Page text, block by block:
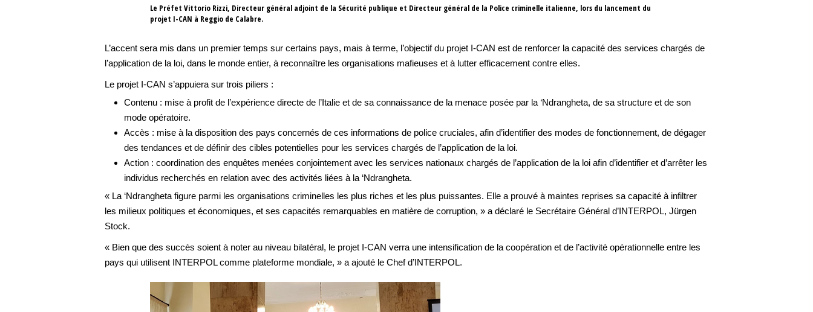
Le Préfet Vittorio Rizzi, Directeur général adjoint de la Sécurité publique et Directeur général de la Police criminelle italienne, lors du lancement du
projet I-CAN à Reggio de Calabre.
L’accent sera mis dans un premier temps sur certains pays, mais à terme, l’objectif du projet I-CAN est de renforcer la capacité des services chargés de
l’application de la loi, dans le monde entier, à reconnaître les organisations mafieuses et à lutter efficacement contre elles.
Le projet I-CAN s’appuiera sur trois piliers :
Contenu : mise à profit de l’expérience directe de l’Italie et de sa connaissance de la menace posée par la ‘Ndrangheta, de sa structure et de son
mode opératoire.
Accès : mise à la disposition des pays concernés de ces informations de police cruciales, afin d’identifier des modes de fonctionnement, de dégager
des tendances et de définir des cibles potentielles pour les services chargés de l’application de la loi.
Action : coordination des enquêtes menées conjointement avec les services nationaux chargés de l’application de la loi afin d’identifier et d’arrêter les
individus recherchés en relation avec des activités liées à la ‘Ndrangheta.
« La ‘Ndrangheta figure parmi les organisations criminelles les plus riches et les plus puissantes. Elle a prouvé à maintes reprises sa capacité à infiltrer
les milieux politiques et économiques, et ses capacités remarquables en matière de corruption, » a déclaré le Secrétaire Général d’INTERPOL, Jürgen
Stock.
« Bien que des succès soient à noter au niveau bilatéral, le projet I-CAN verra une intensification de la coopération et de l’activité opérationnelle entre les
pays qui utilisent INTERPOL comme plateforme mondiale, » a ajouté le Chef d’INTERPOL.